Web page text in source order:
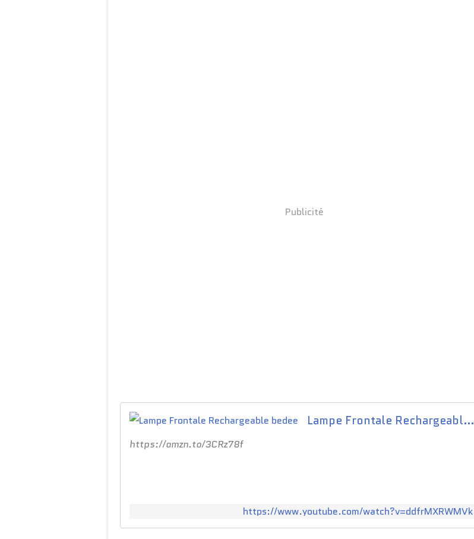
Publicité
Lampe Frontale Rechargeable bedee
https://amzn.to/3CRz78f
https://www.youtube.com/watch?v=ddfrMXRWMVk